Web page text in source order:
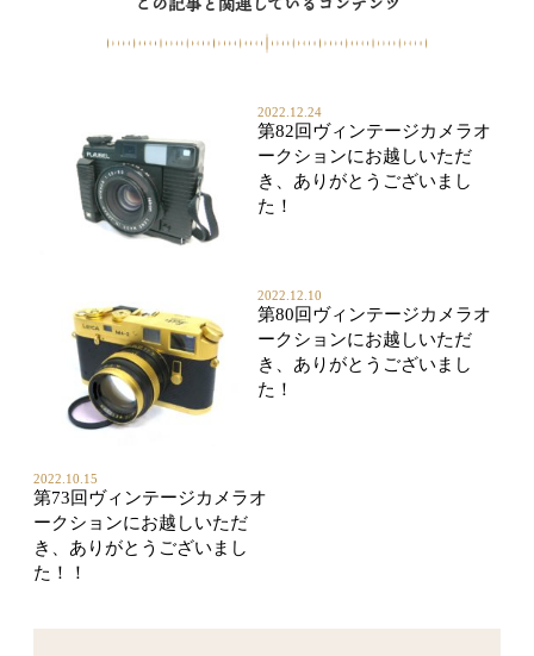
2022.12.24
第82回ヴィンテージカメラオ
ークションにお越しいただ
き、ありがとうございまし
た！
2022.12.10
第80回ヴィンテージカメラオ
ークションにお越しいただ
き、ありがとうございまし
た！
2022.10.15
第73回ヴィンテージカメラオ
ークションにお越しいただ
き、ありがとうございまし
た！！